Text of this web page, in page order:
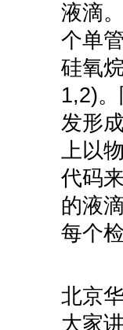
液滴
个单
硅氧
1,2)
发形
上以
代码
的液
每个
北京
大家